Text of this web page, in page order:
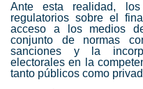
Ante esta realidad, los
regulatorios sobre el
acceso a los medios
conjunto de normas
sanciones y la
electorales en la
tanto públicos como